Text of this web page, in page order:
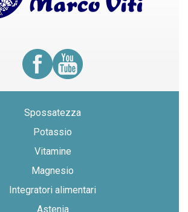
Spossatezza
Potassio
Vitamine
Magnesio
Integratori alimentari
Astenia